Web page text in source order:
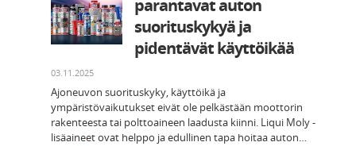
parantavat auton
suorituskykyä ja
pidentävät käyttöikää
03.11.2025
Ajoneuvon suorituskyky, käyttöikä ja
ympäristövaikutukset eivät ole pelkästään moottorin
rakenteesta tai polttoaineen laadusta kiinni. Liqui Moly -
lisäaineet ovat helppo ja edullinen tapa hoitaa auton…